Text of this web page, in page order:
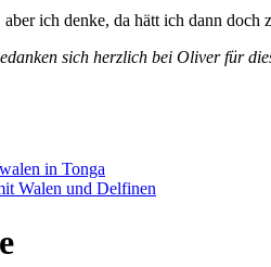
ich denke, da hätt ich dann
sich herzlich bei Oliver für
in Tonga
Walen und Delfinen